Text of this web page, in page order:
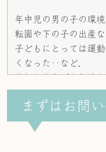
年中児の男の子の環境
転園や下の子の出産
子どもにとっては運
くなった‥など、
些細な変化でも気持
そういった場合は、
受け止めると同時に、
幼稚園の先生とのコ
まずはお問